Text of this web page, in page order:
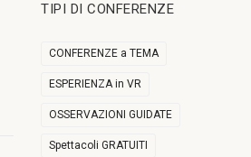
TIPI DI CONFERENZE
CONFERENZE a TEMA
ESPERIENZA in VR
OSSERVAZIONI GUIDATE
Spettacoli GRATUITI